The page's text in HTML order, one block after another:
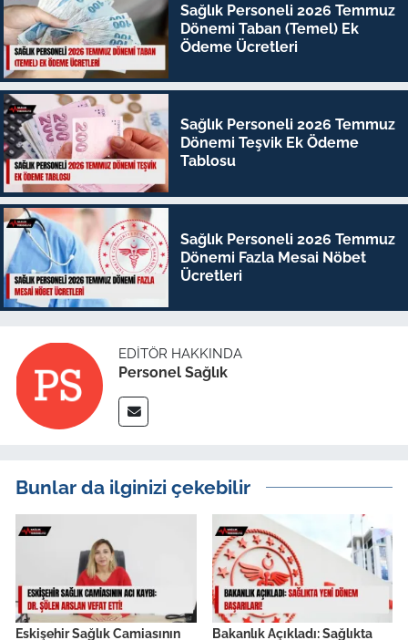
Sağlık Personeli 2026 Temmuz
Dönemi Taban (Temel) Ek
Ödeme Ücretleri
Sağlık Personeli 2026 Temmuz
Dönemi Teşvik Ek Ödeme
Tablosu
Sağlık Personeli 2026 Temmuz
Dönemi Fazla Mesai Nöbet
Ücretleri
EDITÖR HAKKINDA
Personel Sağlık
Bunlar da ilginizi çekebilir
Eskişehir Sağlık Camiasının
Bakanlık Açıkladı: Sağlıkta